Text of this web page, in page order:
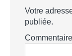
Votre
publiée.
Commentaire